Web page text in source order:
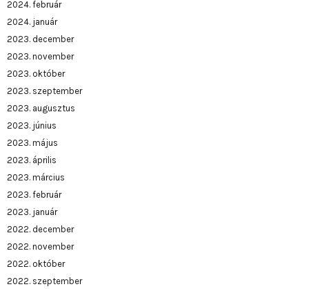
2024. február
2024. január
2023. december
2023. november
2023. október
2023. szeptember
2023. augusztus
2023. június
2023. május
2023. április
2023. március
2023. február
2023. január
2022. december
2022. november
2022. október
2022. szeptember